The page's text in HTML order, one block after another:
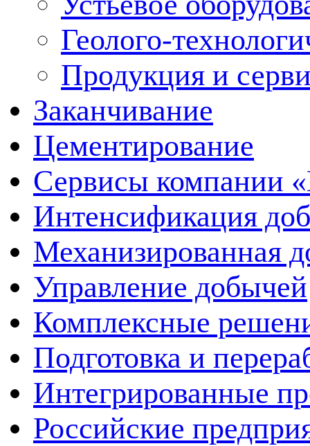
Геолого-
Продукция и
Заканчивание
Цементирование
Сервисы компании
Интенсификация
Механизированная
Управление добычей
Комплексные
Подготовка и
Интегрированные
Российские